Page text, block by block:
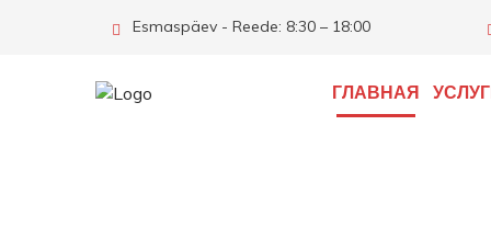
Esmaspäev - Reede: 8:30 – 18:00
ГЛАВНАЯ